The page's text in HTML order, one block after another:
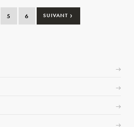
5 6 SUIVANT ›